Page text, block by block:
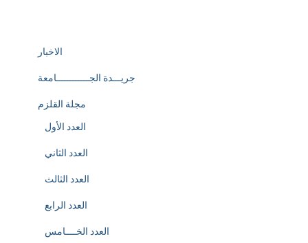
الاخبار
جريـــدة الجــــــــــــامعة
مجلة القلزم
العدد الأول
العدد الثاني
العدد الثالث
العدد الرابع
العدد الخــــامس